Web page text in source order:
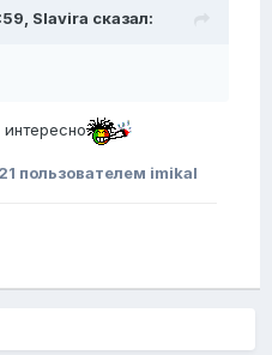
Slavira сказал:
пользователем imikal